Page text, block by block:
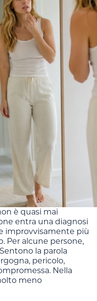
è quasi mai
entra una diagnosi
improvvisamente più
Per alcune persone,
la parola
pericolo,
Nella
meno